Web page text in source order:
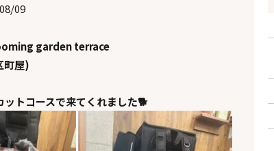
09
garden terrace
町屋)
トコースで来てくれました🐕